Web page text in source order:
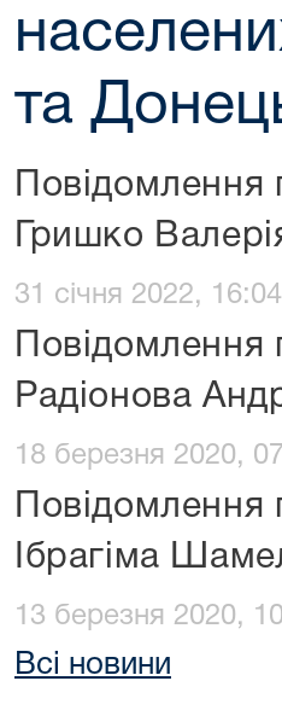
та
Повідомлення
Гришко
31 січня 2022, 16:04
Повідомлення
Радіонова
18 березня 2020,
Повідомлення
Ібрагіма
13 березня 2020,
Всі новини